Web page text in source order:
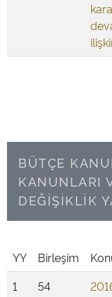
BÜTÇE
KANUNLARI
DEĞİŞİKLİK
YY Birleşim
1
54